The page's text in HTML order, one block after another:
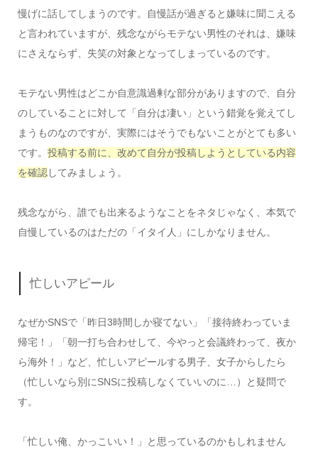
慢げに話してしまうのです。自慢話が過ぎると嫌味に聞こえる
と言われていますが、残念ながらモテない男性のそれは、嫌味
にさえならず、失笑の対象となってしまっているのです。
モテない男性はどこか自意識過剰な部分がありますので、自分
のしていることに対して「自分は凄い」という錯覚を覚えてし
まうものなのですが、実際にはそうでもないことがとても多い
です。 投稿する前に、改めて自分が投稿しようとしている内容
を確認してみましょう。
残念ながら、誰でも出来るようなことをネタじゃなく、本気で
自慢しているのはただの「イタイ人」にしかなりません。
忙しいアピール
なぜかSNSで「昨日3時間しか寝てない」「接待終わっていま
帰宅！」「朝一打ち合わせして、今やっと会議終わって、夜か
ら海外！」など、忙しいアピールする男子、女子からしたら
（忙しいなら別にSNSに投稿しなくていいのに…）と疑問で
す。
「忙しい俺、かっこいい！」と思っているのかもしれません